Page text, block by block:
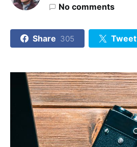
No comments
Share 305 Tweet